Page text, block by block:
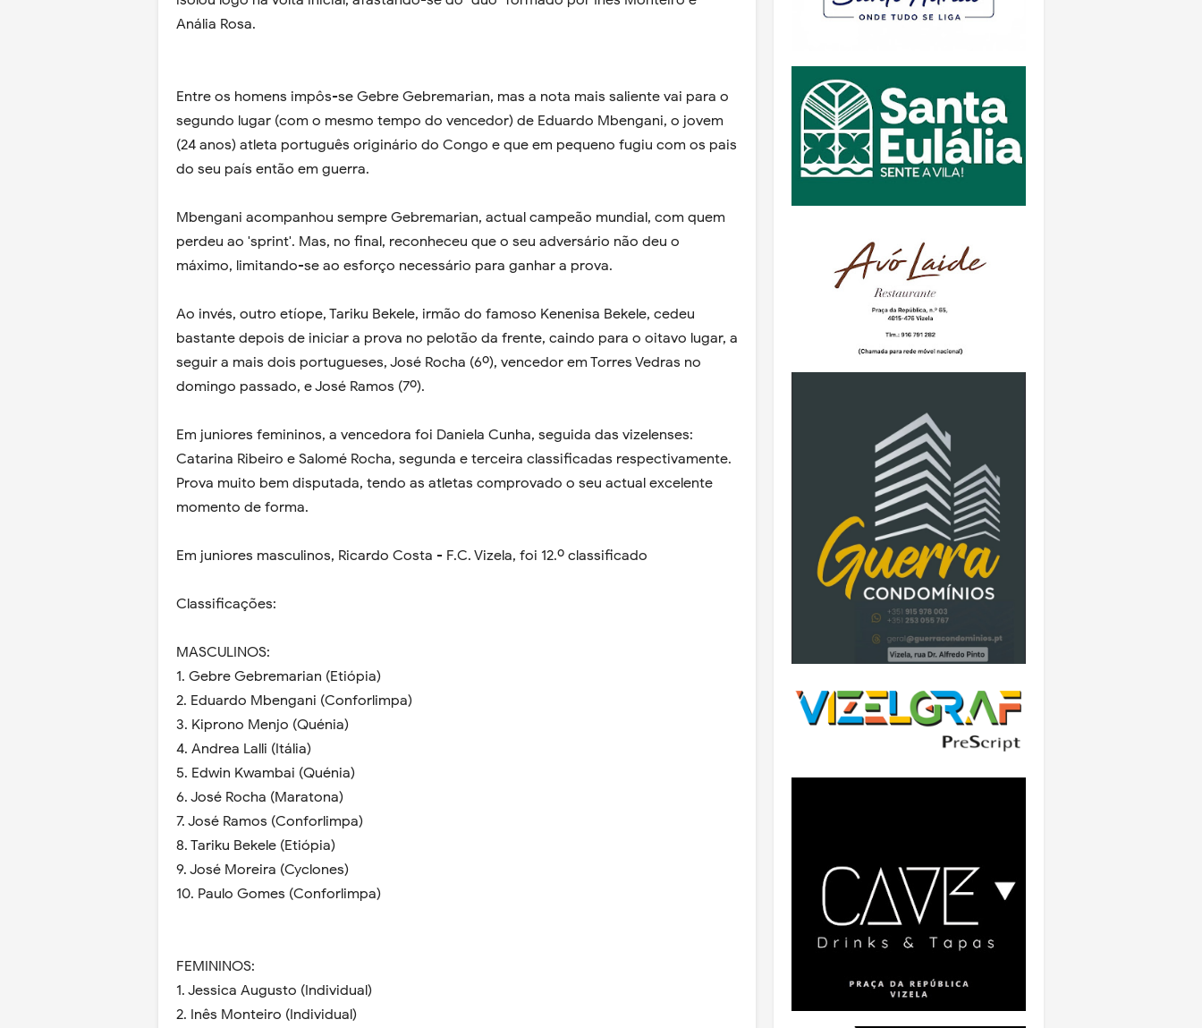
Anália Rosa.
Entre os homens impôs-se Gebre Gebremarian, mas a nota mais saliente vai para o
segundo lugar (com o mesmo tempo do vencedor) de Eduardo Mbengani, o jovem
(24 anos) atleta português originário do Congo e que em pequeno fugiu com os pais
do seu país então em guerra.
Mbengani acompanhou sempre Gebremarian, actual campeão mundial, com quem
perdeu ao 'sprint'. Mas, no final, reconheceu que o seu adversário não deu o
máximo, limitando-se ao esforço necessário para ganhar a prova.
Ao invés, outro etíope, Tariku Bekele, irmão do famoso Kenenisa Bekele, cedeu
bastante depois de iniciar a prova no pelotão da frente, caindo para o oitavo lugar, a
seguir a mais dois portugueses, José Rocha (6º), vencedor em Torres Vedras no
domingo passado, e José Ramos (7º).
Em juniores femininos, a vencedora foi Daniela Cunha, seguida das vizelenses:
Catarina Ribeiro e Salomé Rocha, segunda e terceira classificadas respectivamente.
Prova muito bem disputada, tendo as atletas comprovado o seu actual excelente
momento de forma.
Em juniores masculinos, Ricardo Costa - F.C. Vizela, foi 12.º classificado
Classificações:
MASCULINOS:
1. Gebre Gebremarian (Etiópia)
2. Eduardo Mbengani (Conforlimpa)
3. Kiprono Menjo (Quénia)
4. Andrea Lalli (Itália)
5. Edwin Kwambai (Quénia)
6. José Rocha (Maratona)
7. José Ramos (Conforlimpa)
8. Tariku Bekele (Etiópia)
9. José Moreira (Cyclones)
10. Paulo Gomes (Conforlimpa)
FEMININOS:
1. Jessica Augusto (Individual)
2. Inês Monteiro (Individual)